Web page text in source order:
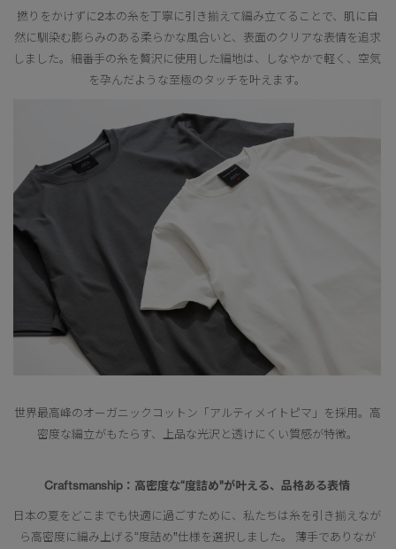
撚りをかけずに2本の糸を丁寧に引き揃えて編み立てることで、肌に自
然に馴染む膨らみのある柔らかな風合いと、表面のクリアな表情を追求
しました。細番手の糸を贅沢に使用した編地は、しなやかで軽く、空気
を孕んだような至極のタッチを叶えます。
世界最高峰のオーガニックコットン「アルティメイトピマ」を採用。高
密度な編立がもたらす、上品な光沢と透けにくい質感が特徴。
Craftsmanship：高密度な“度詰め”が叶える、品格ある表情
日本の夏をどこまでも快適に過ごすために、私たちは糸を引き揃えなが
ら高密度に編み上げる“度詰め”仕様を選択しました。 薄手でありなが